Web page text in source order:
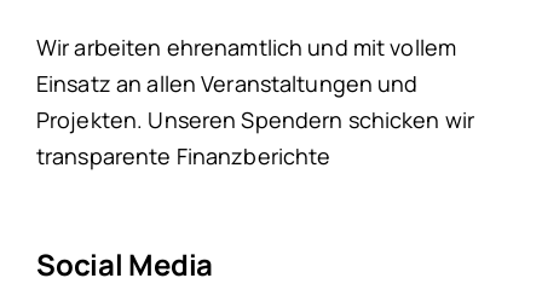
Wir arbeiten ehrenamtlich und mit vollem
Einsatz an allen Veranstaltungen und
Projekten. Unseren Spendern schicken wir
transparente Finanzberichte
Social Media